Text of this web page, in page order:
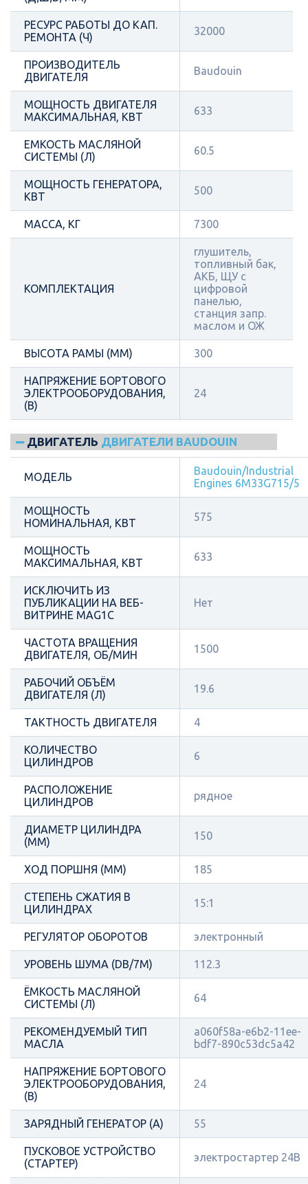
РЕСУРС РАБОТЫ ДО КАП.
РЕМОНТА (Ч)
32000
ПРОИЗВОДИТЕЛЬ
ДВИГАТЕЛЯ
Baudouin
МОЩНОСТЬ ДВИГАТЕЛЯ
МАКСИМАЛЬНАЯ, КВТ
633
ЕМКОСТЬ МАСЛЯНОЙ
СИСТЕМЫ (Л)
60.5
МОЩНОСТЬ ГЕНЕРАТОРА,
КВТ
500
МАССА, КГ 7300
КОМПЛЕКТАЦИЯ
глушитель,
топливный бак,
АКБ, ЩУ с
цифровой
панелью,
станция запр.
маслом и ОЖ
ВЫСОТА РАМЫ (ММ) 300
НАПРЯЖЕНИЕ БОРТОВОГО
ЭЛЕКТРООБОРУДОВАНИЯ,
(В)
24
ДВИГАТЕЛЬ ДВИГАТЕЛИ BAUDOUIN
МОДЕЛЬ
Baudouin/Industrial
Engines 6M33G715/5
МОЩНОСТЬ
НОМИНАЛЬНАЯ, КВТ
575
МОЩНОСТЬ
МАКСИМАЛЬНАЯ, КВТ
633
ИСКЛЮЧИТЬ ИЗ
ПУБЛИКАЦИИ НА ВЕБ-
ВИТРИНЕ MAG1C
Нет
ЧАСТОТА ВРАЩЕНИЯ
ДВИГАТЕЛЯ, ОБ/МИН
1500
РАБОЧИЙ ОБЪЁМ
ДВИГАТЕЛЯ (Л)
19.6
ТАКТНОСТЬ ДВИГАТЕЛЯ 4
КОЛИЧЕСТВО
ЦИЛИНДРОВ
6
РАСПОЛОЖЕНИЕ
ЦИЛИНДРОВ
рядное
ДИАМЕТР ЦИЛИНДРА
(ММ)
150
ХОД ПОРШНЯ (ММ) 185
СТЕПЕНЬ СЖАТИЯ В
ЦИЛИНДРАХ
15:1
РЕГУЛЯТОР ОБОРОТОВ электронный
УРОВЕНЬ ШУМА (DB/7М) 112.3
ЁМКОСТЬ МАСЛЯНОЙ
СИСТЕМЫ (Л)
64
РЕКОМЕНДУЕМЫЙ ТИП
МАСЛА
a060f58a-e6b2-11ee-
bdf7-890c53dc5a42
НАПРЯЖЕНИЕ БОРТОВОГО
ЭЛЕКТРООБОРУДОВАНИЯ,
(В)
24
ЗАРЯДНЫЙ ГЕНЕРАТОР (А) 55
ПУСКОВОЕ УСТРОЙСТВО
(СТАРТЕР)
электростартер 24В